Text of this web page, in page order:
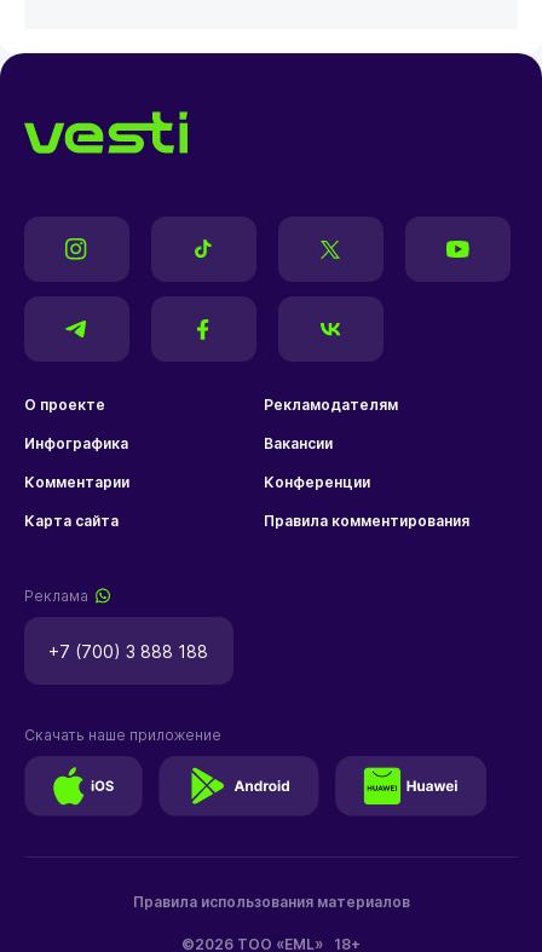
О проекте Рекламодателям
Инфографика Вакансии
Комментарии Конференции
Карта сайта Правила комментирования
Реклама
+7 (700) 3 888 188
©2026 ТОО «EML» 18+
Правила использования материалов
Скачать наше приложение